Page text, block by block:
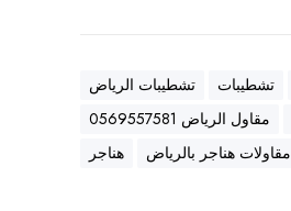
تشطيبات
تشطيبات الرياض
مقاول الرياض 0569557581
مقاولات هناجر بالرياض هناجر